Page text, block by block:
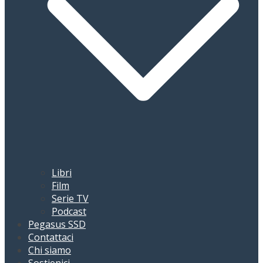
Libri
Film
Serie TV
Podcast
Pegasus SSD
Contattaci
Chi siamo